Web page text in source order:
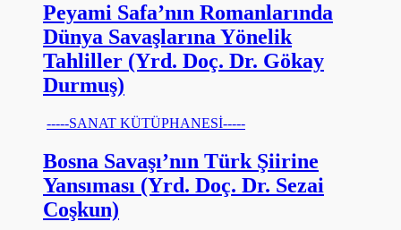
Peyami Safa’nın Romanlarında
Dünya Savaşlarına Yönelik
Tahliller (Yrd. Doç. Dr. Gökay
Durmuş)
-----SANAT KÜTÜPHANESİ-----
Bosna Savaşı’nın Türk Şiirine
Yansıması (Yrd. Doç. Dr. Sezai
Coşkun)